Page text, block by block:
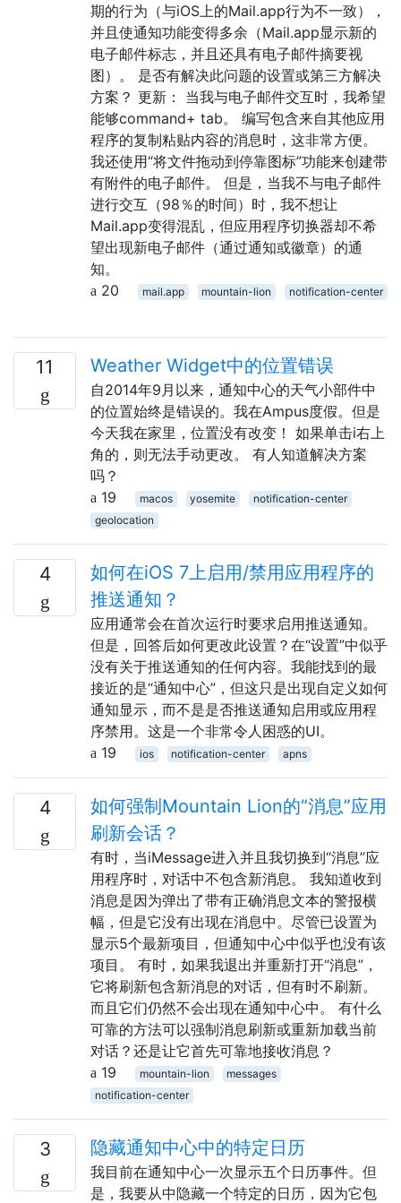
期的行为（与iOS上的Mail.app行为不一致），
并且使通知功能变得多余（Mail.app显示新的
电子邮件标志，并且还具有电子邮件摘要视
图）。 是否有解决此问题的设置或第三方解决
方案？ 更新： 当我与电子邮件交互时，我希望
能够command+ tab。 编写包含来自其他应用
程序的复制粘贴内容的消息时，这非常方便。
我还使用“将文件拖动到停靠图标”功能来创建带
有附件的电子邮件。 但是，当我不与电子邮件
进行交互（98％的时间）时，我不想让
Mail.app变得混乱，但应用程序切换器却不希
望出现新电子邮件（通过通知或徽章）的通
知。
20
mail.app mountain-lion notification-center
11 Weather Widget中的位置错误
自2014年9月以来，通知中心的天气小部件中
的位置始终是错误的。我在Ampus度假。但是
今天我在家里，位置没有改变！ 如果单击i右上
角的，则无法手动更改。 有人知道解决方案
吗？
19
macos yosemite
notification-center
geolocation
4
如何在iOS 7上启用/禁用应用程序的
推送通知？
应用通常会在首次运行时要求启用推送通知。
但是，回答后如何更改此设置？在“设置”中似乎
没有关于推送通知的任何内容。我能找到的最
接近的是“通知中心”，但这只是出现自定义如何
通知显示，而不是是否推送通知启用或应用程
序禁用。这是一个非常令人困惑的UI。
19
ios notification-center apns
4
如何强制Mountain Lion的“消息”应用
刷新会话？
有时，当iMessage进入并且我切换到“消息”应
用程序时，对话中不包含新消息。 我知道收到
消息是因为弹出了带有正确消息文本的警报横
幅，但是它没有出现在消息中。尽管已设置为
显示5个最新项目，但通知中心中似乎也没有该
项目。 有时，如果我退出并重新打开“消息”，
它将刷新包含新消息的对话，但有时不刷新。
而且它们仍然不会出现在通知中心中。 有什么
可靠的方法可以强制消息刷新或重新加载当前
对话？还是让它首先可靠地接收消息？
19
mountain-lion
messages
notification-center
3 隐藏通知中心中的特定日历
我目前在通知中心一次显示五个日历事件。但
是，我要从中隐藏一个特定的日历，因为它包